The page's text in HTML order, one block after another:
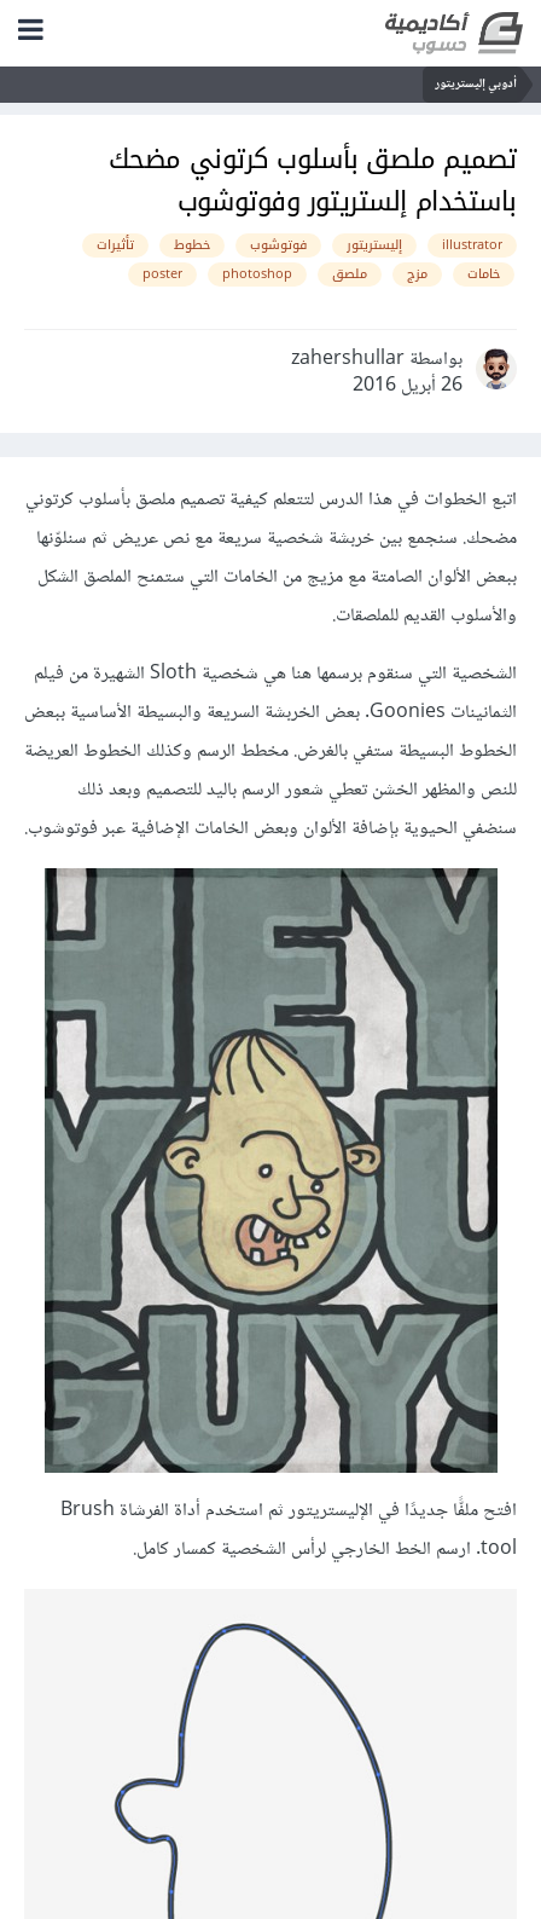
أدوبي إليستريتور
تصميم ملصق بأسلوب كرتوني مضحك
باستخدام إلستريتور وفوتوشوب
illustrator إليستريتور فوتوشوب خطوط
تأثيرات
خامات
مزج ملصق photoshop
poster
بواسطة zahershullar
26 أبريل 2016
اتبع الخطوات في هذا الدرس لتتعلم كيفية تصميم ملصق بأسلوب كرتوني
مضحك. سنجمع بين خربشة شخصية سريعة مع نص عريض ثم سنلوّنها
ببعض الألوان الصامتة مع مزيج من الخامات التي ستمنح الملصق الشكل
والأسلوب القديم للملصقات.
الشخصية التي سنقوم برسمها هنا هي شخصية Sloth الشهيرة من فيلم
الثمانينات Goonies. بعض الخربشة السريعة والبسيطة الأساسية ببعض
الخطوط البسيطة ستفي بالغرض. مخطط الرسم وكذلك الخطوط العريضة
للنص والمظهر الخشن تعطي شعور الرسم باليد للتصميم وبعد ذلك
سنضفي الحيوية بإضافة الألوان وبعض الخامات الإضافية عبر فوتوشوب.
افتح ملفًّا جديدًا في الإليستريتور ثم استخدم أداة الفرشاة Brush
tool. ارسم الخط الخارجي لرأس الشخصية كمسار كامل.